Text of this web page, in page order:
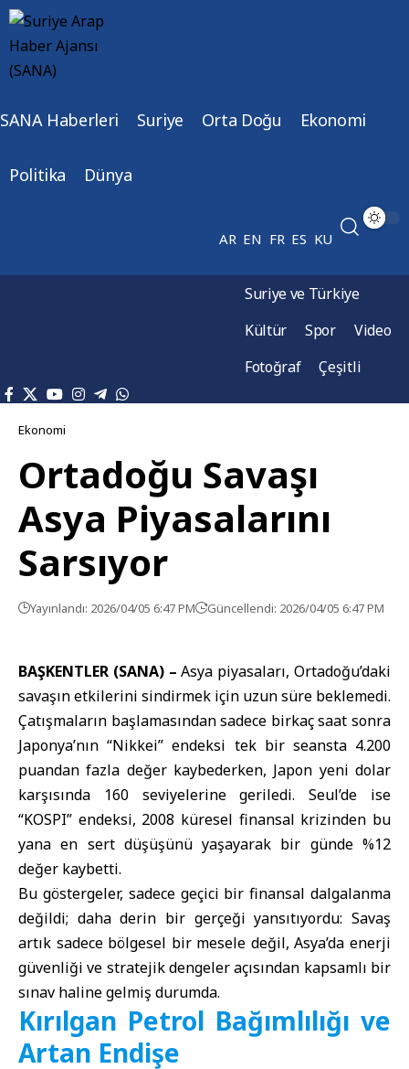
SANA Haberleri Suriye Orta Doğu Ekonomi
Politika Dünya
AR EN FR ES KU
Suriye ve Türkiye
Kültür
Spor
Video
Fotoğraf
Çeşitli
Ekonomi
Ortadoğu Savaşı
Asya Piyasalarını
Sarsıyor
Yayınlandı: 2026/04/05 6:47 PM Güncellendi: 2026/04/05 6:47 PM
BAŞKENTLER (SANA) – Asya piyasaları,Ortadoğu’daki
savaşın etkilerini sindirmek için uzun süre beklemedi.
Çatışmaların başlamasından sadece birkaç saat sonra
Japonya’nın “Nikkei” endeksi tek bir seansta 4.200
puandan fazla değer kaybederken, Japon yeni dolar
karşısında 160 seviyelerine geriledi.Seul’de ise
“KOSPI” endeksi, 2008 küresel finansal krizinden bu
yana en sert düşüşünü yaşayarak bir günde %12
değer kaybetti.
Bu göstergeler, sadece geçici bir finansal dalgalanma
değildi; daha derin bir gerçeği yansıtıyordu: Savaş
artık sadece bölgesel bir mesele değil, Asya’da enerji
güvenliği ve stratejik dengeler açısından kapsamlı bir
sınav haline gelmiş durumda.
Kırılgan Petrol Bağımlılığı ve
Artan Endişe